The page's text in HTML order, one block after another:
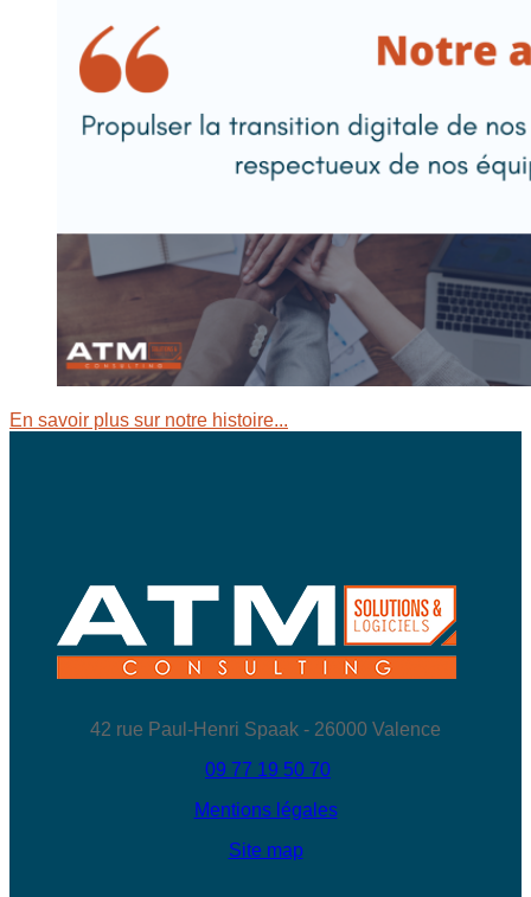
En savoir plus sur notre histoire...
42 rue Paul-Henri Spaak - 26000 Valence
09 77 19 50 70
Mentions légales
Site map